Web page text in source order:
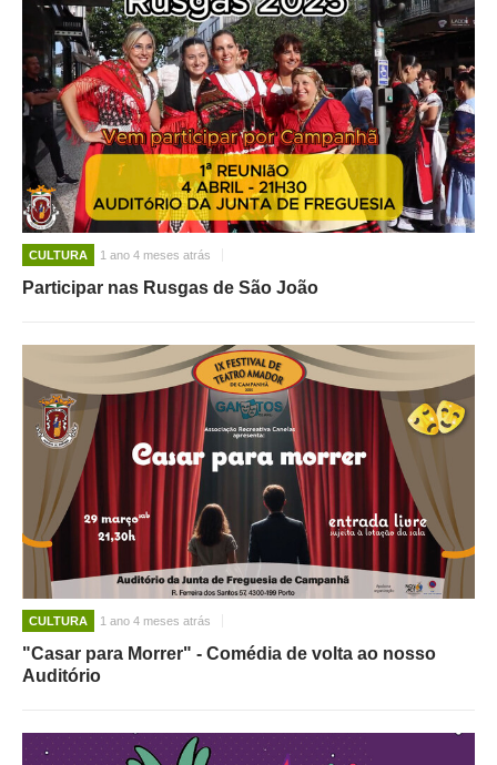
CULTURA 1 ano 4 meses atrás
Participar nas Rusgas de São João
CULTURA 1 ano 4 meses atrás
"Casar para Morrer" - Comédia de volta ao nosso
Auditório